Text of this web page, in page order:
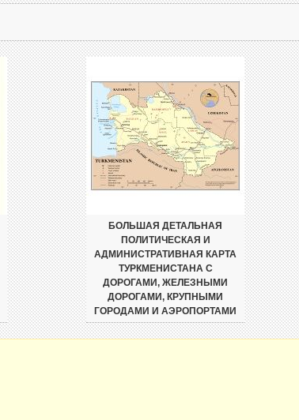
БОЛЬШАЯ ДЕТАЛЬНАЯ
ПОЛИТИЧЕСКАЯ И
АДМИНИСТРАТИВНАЯ КАРТА
ТУРКМЕНИСТАНА С
ДОРОГАМИ, ЖЕЛЕЗНЫМИ
ДОРОГАМИ, КРУПНЫМИ
ГОРОДАМИ И АЭРОПОРТАМИ